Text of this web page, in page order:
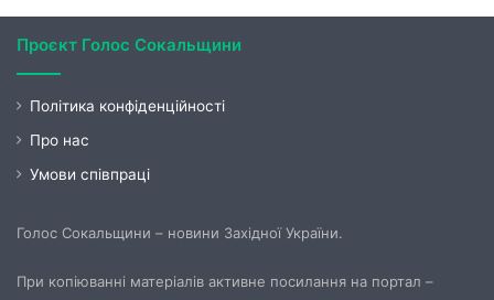
Проєкт Голос Сокальщини
Політика конфіденційності
Про нас
Умови співпраці
Голос Сокальщини – новини Західної України.
При копіюванні матеріалів активне посилання на портал –